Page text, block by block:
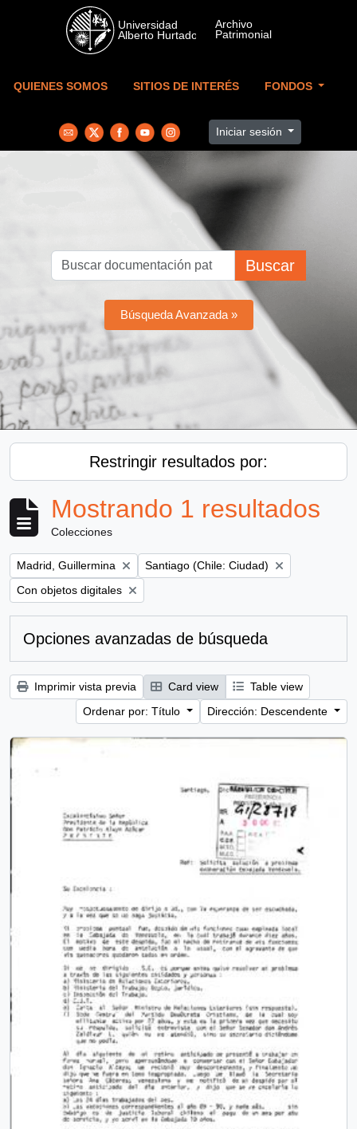
Skip to main content
QUIENES SOMOS SITIOS DE INTERÉS FONDOS
Iniciar sesión
Buscar
Búsqueda Avanzada »
Restringir resultados por:
Mostrando 1 resultados
Colecciones
Remove filter:
Madrid, Guillermina Remove filter:
Santiago (Chile: Ciudad)
Remove filter:
Con objetos digitales
Opciones avanzadas de búsqueda
Imprimir vista previa Card view
Table view
Ordenar por: Título
Dirección: Descendente